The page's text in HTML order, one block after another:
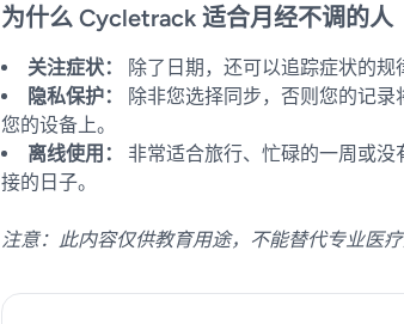
为什么 Cycletrack 适合月经不调的人
关注症状：
除了日期，还可以追踪症状的规
隐私保护：
除非您选择同步，否则您的记录
您的设备上。
离线使用：
非常适合旅行、忙碌的一周或没
接的日子。
注意：此内容仅供教育用途，不能替代专业医疗